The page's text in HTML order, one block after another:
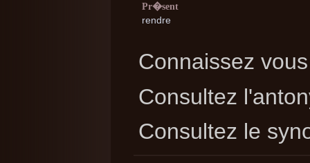
Pr�sent
rendre
Connaissez
Consultez
Consultez le